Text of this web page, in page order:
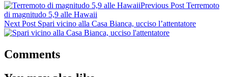
Previous Post Terremoto
di magnitudo 5,9 alle Hawaii
Next Post Spari vicino alla Casa Bianca, ucciso l’attentatore
Comments